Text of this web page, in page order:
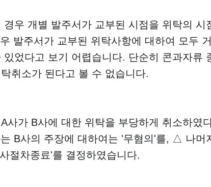
우 개별 발주서가 교부된 시점을 위탁의 시
발주서가 교부된 위탁사항에 대하여 모두
었다고 보기 어렵습니다. 단순히 콘과자류
취소가 된다고 볼 수 없습니다.
가 B사에 대한 위탁을 부당하게 취소하였
B사의 주장에 대하여는 '무혐의'를, △ 나머
절차종료'를 결정하였습니다.